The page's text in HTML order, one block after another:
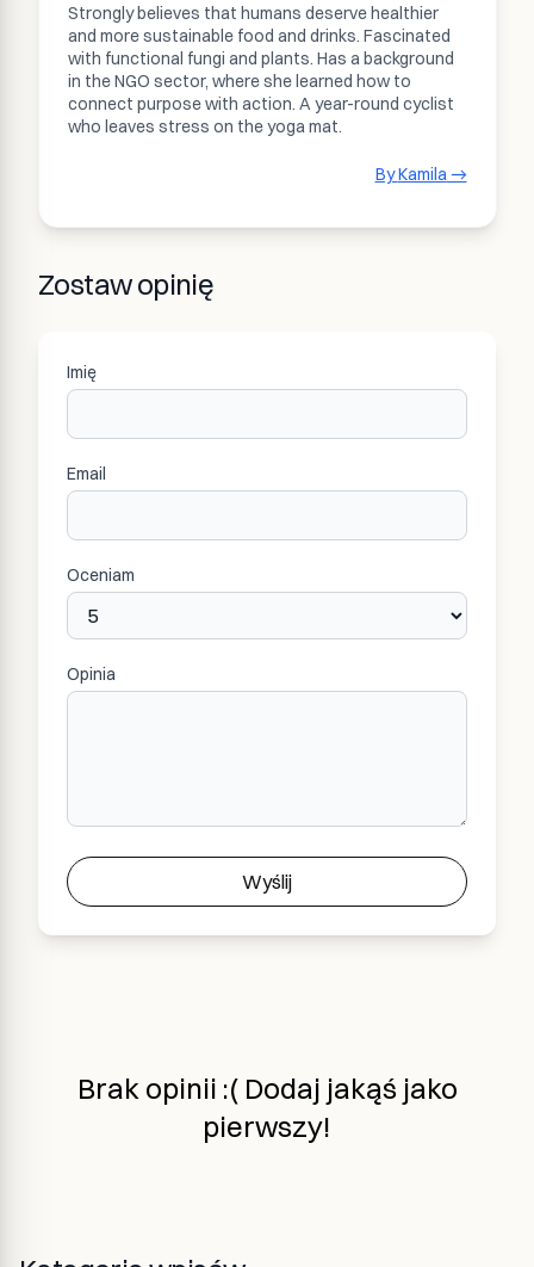
Strongly believes that humans deserve healthier
and more sustainable food and drinks. Fascinated
with functional fungi and plants. Has a background
in the NGO sector, where she learned how to
connect purpose with action. A year-round cyclist
who leaves stress on the yoga mat.
ByKamila →
Zostaw opinię
Imię
Email
Oceniam
Opinia
Wyślij
Brak opinii :( Dodaj jakąś jako
pierwszy!